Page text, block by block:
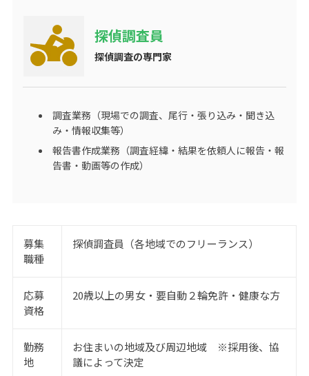
探偵調査員
探偵調査の専門家
調査業務（現場での調査、尾行・張り込み・聞き込
み・情報収集等）
報告書作成業務（調査経緯・結果を依頼人に報告・報
告書・動画等の作成）
募集
職種
探偵調査員（各地域でのフリーランス）
応募
資格
20歳以上の男女・要自動２輪免許・健康な方
勤務
地
お住まいの地域及び周辺地域 ※採用後、協
議によって決定